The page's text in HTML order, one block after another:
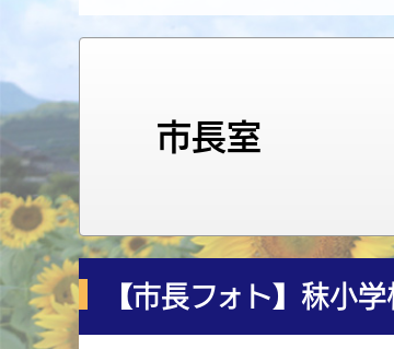
市長室
【市長フォト】秣小